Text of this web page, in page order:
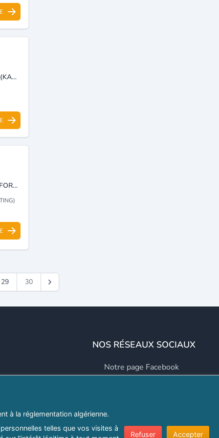
DISTRIBUTION ET INTÉGRATION DE SOLUTIONS DE CYBER SÉCURITÉ (KASPERSKY SMALL OFFICE SECURITY ALGÉRIE). IMPORTATION ET DISTRIBUTION DU MATÉRIEL INFORMATIQUE (HP, CANON, PANASONIC, ONDULEUR A+ ET ALLIA).
BUREAU D'ÉTUDES, DE CONSEIL ET DE SERVICES AUX ENTREPRISES. FORMATION PROFESSIONNELLE EN MANAGEMENT D'ENTREPRISE ET ACCOMPAGNEMENT DANS LA MISE EN PLACE ET L'AMÉLIORATION DES SYSTÈMES DE MANAGEMENT.
29 30
NOS RÉSEAUX SOCIAUX
Notre page Facebook
Notre page Twitter
à la réglementation algérienne.
telles que vos visites à
Refuser Accepter